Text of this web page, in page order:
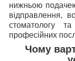
нижньою
відправлення,
стоматологу
професійних
Чому